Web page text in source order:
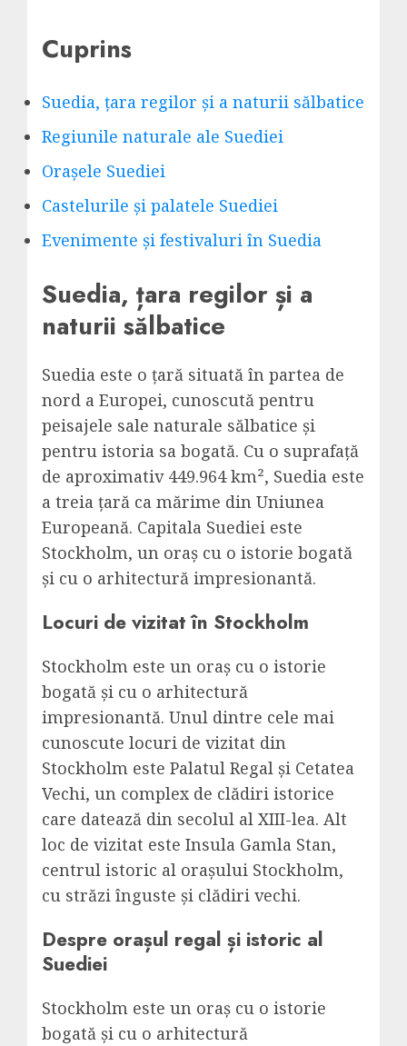
Cuprins
Suedia, țara regilor și a naturii sălbatice
Regiunile naturale ale Suediei
Orașele Suediei
Castelurile și palatele Suediei
Evenimente și festivaluri în Suedia
Suedia, țara regilor și a
naturii sălbatice
Suedia este o țară situată în partea de
nord a Europei, cunoscută pentru
peisajele sale naturale sălbatice și
pentru istoria sa bogată. Cu o suprafață
de aproximativ 449.964 km², Suedia este
a treia țară ca mărime din Uniunea
Europeană. Capitala Suediei este
Stockholm, un oraș cu o istorie bogată
și cu o arhitectură impresionantă.
Locuri de vizitat în Stockholm
Stockholm este un oraș cu o istorie
bogată și cu o arhitectură
impresionantă. Unul dintre cele mai
cunoscute locuri de vizitat din
Stockholm este Palatul Regal și Cetatea
Vechi, un complex de clădiri istorice
care datează din secolul al XIII-lea. Alt
loc de vizitat este Insula Gamla Stan,
centrul istoric al orașului Stockholm,
cu străzi înguste și clădiri vechi.
Despre orașul regal și istoric al
Suediei
Stockholm este un oraș cu o istorie
bogată și cu o arhitectură